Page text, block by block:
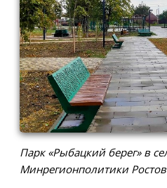
Парк «Рыбацкий берег» в
Минрегионполитики